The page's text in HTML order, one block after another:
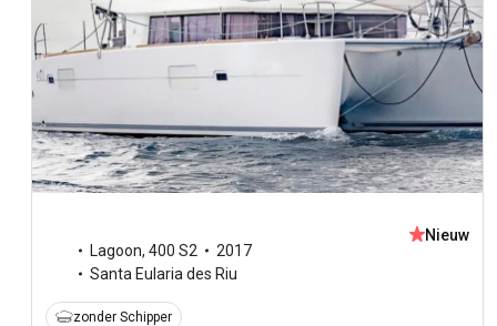
Lagoon, 400 S2
2017
Santa Eularia des Riu
Nieuw
zonder Schipper